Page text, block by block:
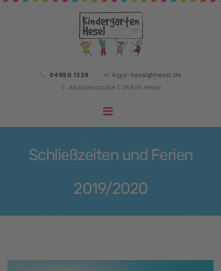
04950 1329
kiga-hesel@hesel.de
Akazienstraße 1, 26835 Hesel
Schließzeiten und Ferien
2019/2020